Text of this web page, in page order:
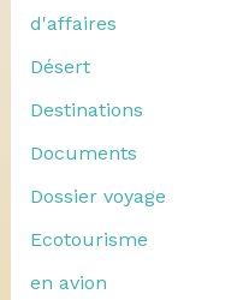
d'affaires
Désert
Destinations
Documents
Dossier voyage
Ecotourisme
en avion